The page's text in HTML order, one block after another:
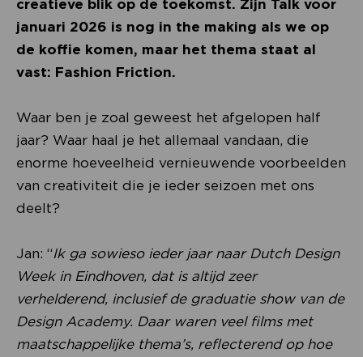
creatieve blik op de toekomst. Zijn Talk voor
januari 2026 is nog in the making als we op
de koffie komen, maar het thema staat al
vast: Fashion Friction.
Waar ben je zoal geweest het afgelopen half
jaar? Waar haal je het allemaal vandaan, die
enorme hoeveelheid vernieuwende voorbeelden
van creativiteit die je ieder seizoen met ons
deelt?
Jan: “Ik ga sowieso ieder jaar naar Dutch Design
Week in Eindhoven, dat is altijd zeer
verhelderend, inclusief de graduatie show van de
Design Academy. Daar waren veel films met
maatschappelijke thema’s, reflecterend op hoe